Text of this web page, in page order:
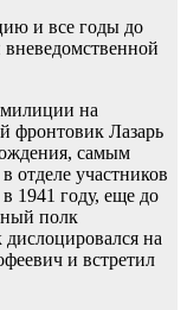
и все годы до
на
фронтовик Лазарь
самым
отделе участников
1941 году, еще до
полк
на
и встретил